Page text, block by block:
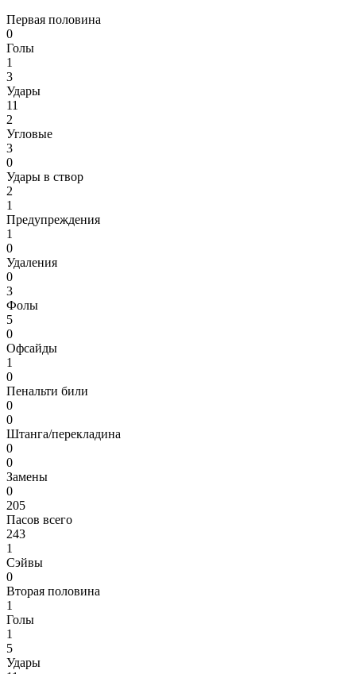
Первая половина
0
Голы
1
3
Удары
11
2
Угловые
3
0
Удары в створ
2
1
Предупреждения
1
0
Удаления
0
3
Фолы
5
0
Офсайды
1
0
Пенальти били
0
0
Штанга/перекладина
0
0
Замены
0
205
Пасов всего
243
1
Сэйвы
0
Вторая половина
1
Голы
1
5
Удары